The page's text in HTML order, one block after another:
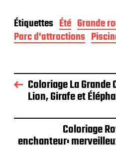
Étiquettes Été Grande
Parc d'attractions
Coloriage La
Lion, Girafe et
Coloriage
enchanteur: